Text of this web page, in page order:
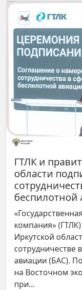
ГТЛК и
области
беспилотной
компания»
Иркутской
сотрудничестве
авиации (БАС).
на Восточном
при...